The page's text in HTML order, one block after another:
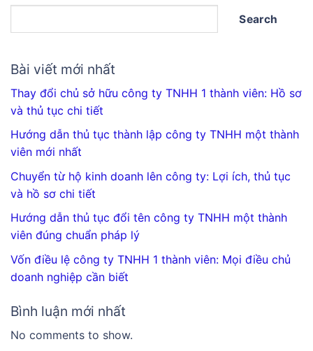
Search
Bài viết mới nhất
Thay đổi chủ sở hữu công ty TNHH 1 thành viên: Hồ sơ
và thủ tục chi tiết
Hướng dẫn thủ tục thành lập công ty TNHH một thành
viên mới nhất
Chuyển từ hộ kinh doanh lên công ty: Lợi ích, thủ tục
và hồ sơ chi tiết
Hướng dẫn thủ tục đổi tên công ty TNHH một thành
viên đúng chuẩn pháp lý
Vốn điều lệ công ty TNHH 1 thành viên: Mọi điều chủ
doanh nghiệp cần biết
Bình luận mới nhất
No comments to show.